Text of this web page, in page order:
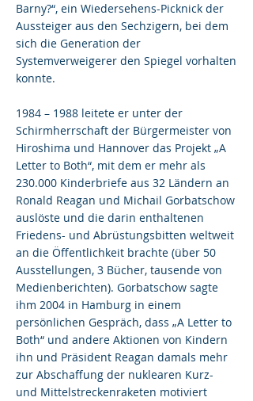
Barny?“, ein Wiedersehens-Picknick der
Aussteiger aus den Sechzigern, bei dem
sich die Generation der
Systemverweigerer den Spiegel vorhalten
konnte.
1984 – 1988 leitete er unter der
Schirmherrschaft der Bürgermeister von
Hiroshima und Hannover das Projekt „A
Letter to Both“, mit dem er mehr als
230.000 Kinderbriefe aus 32 Ländern an
Ronald Reagan und Michail Gorbatschow
auslöste und die darin enthaltenen
Friedens- und Abrüstungsbitten weltweit
an die Öffentlichkeit brachte (über 50
Ausstellungen, 3 Bücher, tausende von
Medienberichten). Gorbatschow sagte
ihm 2004 in Hamburg in einem
persönlichen Gespräch, dass „A Letter to
Both“ und andere Aktionen von Kindern
ihn und Präsident Reagan damals mehr
zur Abschaffung der nuklearen Kurz-
und Mittelstreckenraketen motiviert